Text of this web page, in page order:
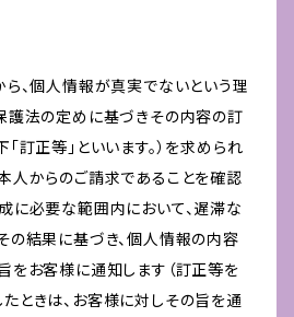
ら、個人情報が真実でないという理
護法の定めに基づきその内容の訂
訂正等」といいます。）を求められ
人からのご請求であることを確認
に必要な範囲内において、遅滞な
の結果に基づき、個人情報の内容
をお客様に通知します（訂正等を
ときは、お客様に対しその旨を通